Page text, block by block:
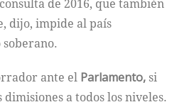
de 2016, que también
dijo, impide al país
ante el Parlamento,si
a todos los niveles.